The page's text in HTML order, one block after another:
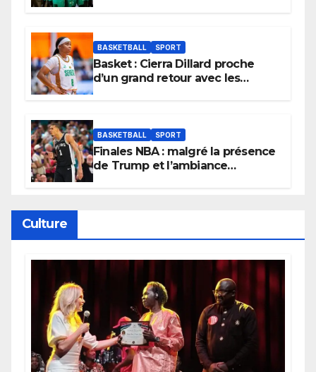
BASKETBALL SPORT
Basket : Cierra Dillard proche
d’un grand retour avec les
BASKETBALL SPORT
Finales NBA : malgré la présence
de Trump et l’ambiance
Culture